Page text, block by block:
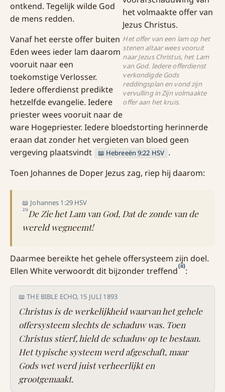
Het offer van een lam op het
stenen altaar wees vooruit
naar Jezus Christus, het Lam
van God. Iedere offerdienst
verkondigde Gods
reddingsplan en vond zijn
vervulling in Zijn volmaakte
offer aan het kruis.
ontkend. Tegelijk wilde God
de mens redden.
Vanaf het eerste offer buiten
Eden wees ieder lam daarom
vooruit naar een
toekomstige Verlosser.
Iedere offerdienst predikte
hetzelfde evangelie. Iedere
priester wees vooruit naar de
ware Hogepriester. Iedere bloedstorting herinnerde
eraan dat zonder het vergieten van bloed geen
vergeving plaatsvindt
📖 Hebreeën 9:22 HSV .
Toen Johannes de Doper Jezus zag, riep hij daarom:
📖 Johannes 1:29 HSV
29De Zie het Lam van God, Dat de zonde van de
wereld wegneemt!
Daarmee bereikte het gehele offersysteem zijn doel.
Ellen White verwoordt dit bijzonder treffend(ii):
📖 THE BIBLE ECHO, 15 JULI 1893
Christus is de werkelijkheid waarvan het gehele
offersysteem slechts de schaduw was. Toen
Christus stierf, hield de schaduw op te bestaan.
Het typische systeem werd afgeschaft, maar
Gods wet werd juist verheerlijkt en
grootgemaakt.